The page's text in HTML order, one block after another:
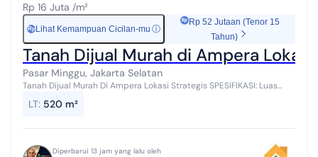
Rp 16 Juta /m²
Rp Lihat Kemampuan Cicilan-mu ⓘ
Rp 52 Jutaan (Tenor 15
Tahun)
Tanah Dijual Murah di Ampera
Pasar Minggu, Jakarta Selatan
Tanah Dijual Murah Di Ampera Lokasi Strategis SPESIFIKASI: Luas
SELLING POINT:...
LT: 520 m²
Diperbarui 13 jam yang lalu oleh